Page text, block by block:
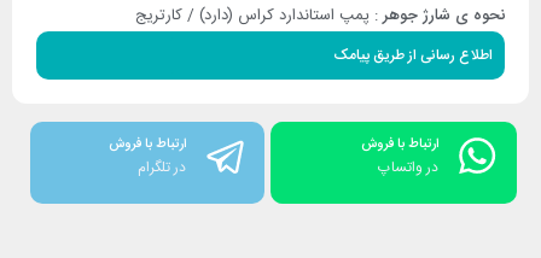
نحوه ی شارژ جوهر: پمپ استاندارد کراس (دارد) / کارتریج
اطلاع رسانی از طریق پیامک
ارتباط با فروش
در واتساپ
ارتباط با فروش
در تلگرام